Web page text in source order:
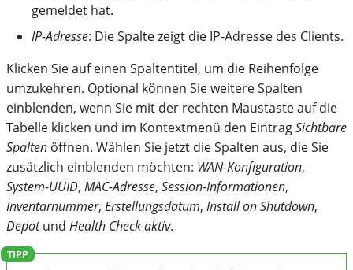
gemeldet hat.
IP-Adresse: Die Spalte zeigt die IP-Adresse des Clients.
Klicken Sie auf einen Spaltentitel, um die Reihenfolge
umzukehren. Optional können Sie weitere Spalten
einblenden, wenn Sie mit der rechten Maustaste auf die
Tabelle klicken und im Kontextmenü den EintragSichtbare
Spalten öffnen. Wählen Sie jetzt die Spalten aus, die Sie
zusätzlich einblenden möchten: WAN-Konfiguration,
System-UUID, MAC-Adresse, Session-Informationen,
Inventarnummer, Erstellungsdatum, Install on Shutdown,
Depotund Health Check aktiv.